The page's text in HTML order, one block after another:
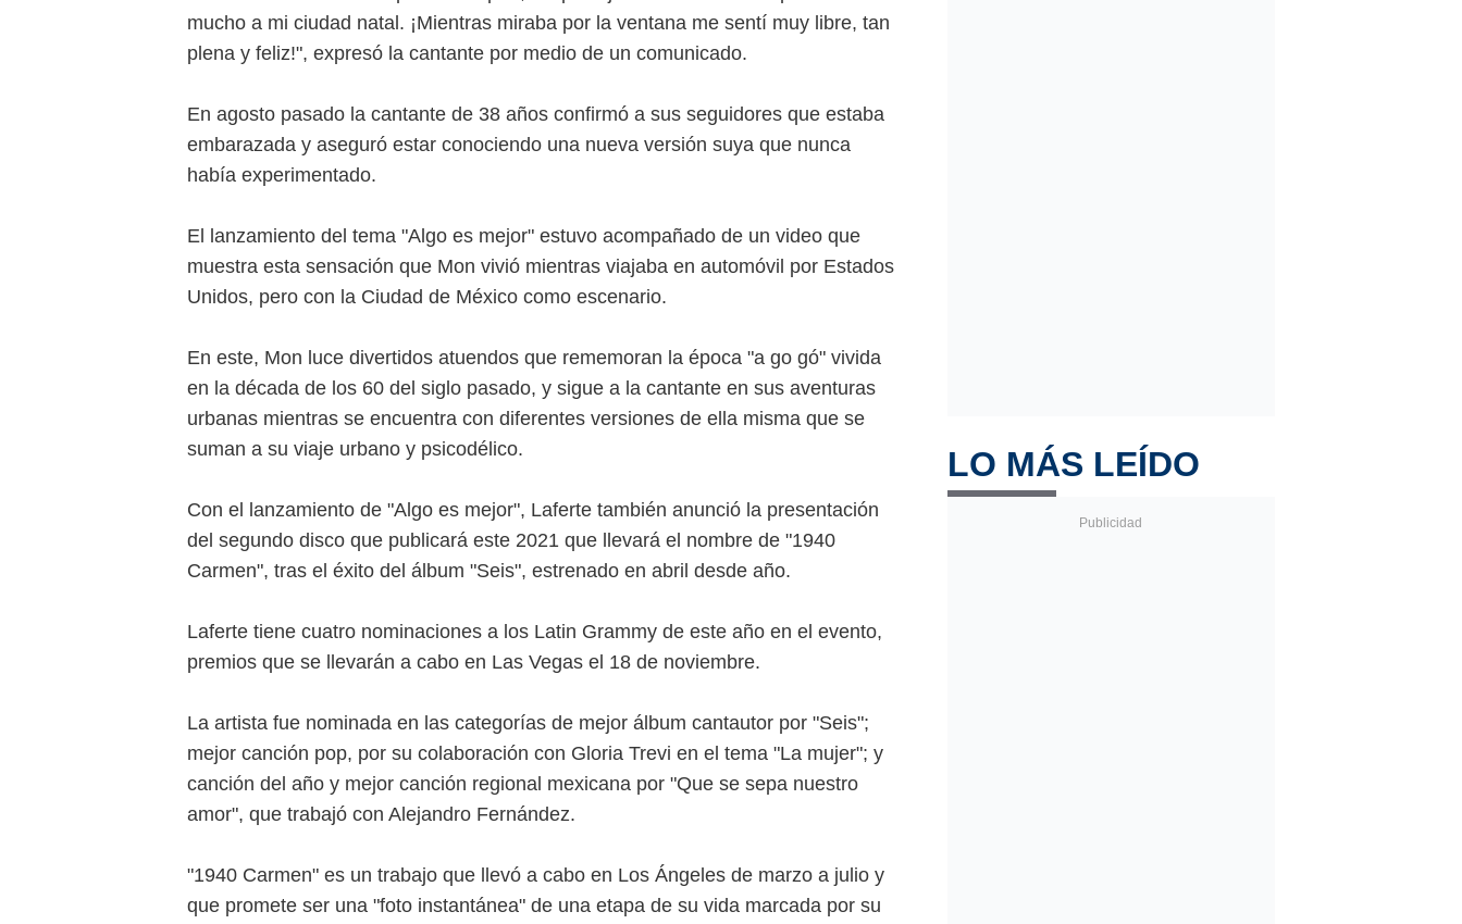
mucho a mi ciudad natal. ¡Mientras miraba por la ventana me sentí muy libre, tan
plena y feliz!", expresó la cantante por medio de un comunicado.
En agosto pasado la cantante de 38 años confirmó a sus seguidores que estaba
embarazada y aseguró estar conociendo una nueva versión suya que nunca
había experimentado.
El lanzamiento del tema "Algo es mejor" estuvo acompañado de un video que
muestra esta sensación que Mon vivió mientras viajaba en automóvil por Estados
Unidos, pero con la Ciudad de México como escenario.
En este, Mon luce divertidos atuendos que rememoran la época "a go gó" vivida
en la década de los 60 del siglo pasado, y sigue a la cantante en sus aventuras
urbanas mientras se encuentra con diferentes versiones de ella misma que se
suman a su viaje urbano y psicodélico.
Con el lanzamiento de "Algo es mejor", Laferte también anunció la presentación
del segundo disco que publicará este 2021 que llevará el nombre de "1940
Carmen", tras el éxito del álbum "Seis", estrenado en abril desde año.
Laferte tiene cuatro nominaciones a los Latin Grammy de este año en el evento,
premios que se llevarán a cabo en Las Vegas el 18 de noviembre.
La artista fue nominada en las categorías de mejor álbum cantautor por "Seis";
mejor canción pop, por su colaboración con Gloria Trevi en el tema "La mujer"; y
canción del año y mejor canción regional mexicana por "Que se sepa nuestro
amor", que trabajó con Alejandro Fernández.
"1940 Carmen" es un trabajo que llevó a cabo en Los Ángeles de marzo a julio y
que promete ser una "foto instantánea" de una etapa de su vida marcada por su
LO MÁS LEÍDO